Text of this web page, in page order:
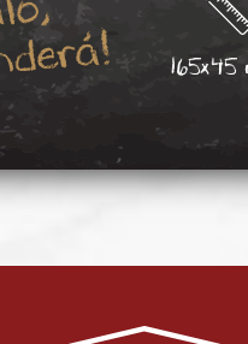
165x45